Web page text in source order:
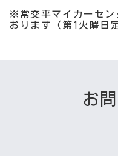
※常交平マイカーセン
おります（第1火曜日
お